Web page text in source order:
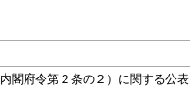
閣府令第２条の２）に関する公表